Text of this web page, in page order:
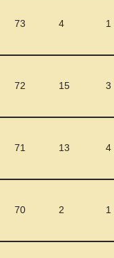
73 4 1
72 15 3
71 13 4
70 2 1